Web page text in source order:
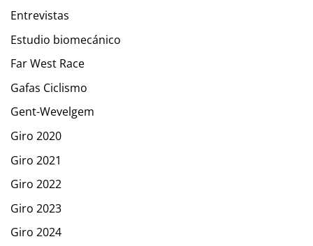
Entrevistas
Estudio biomecánico
Far West Race
Gafas Ciclismo
Gent-Wevelgem
Giro 2020
Giro 2021
Giro 2022
Giro 2023
Giro 2024